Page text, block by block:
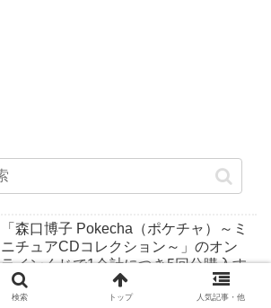
「森口博子 Pokecha（ポケチャ）～ミ
ニチュアCDコレクション～」のオン
ラインくじで1会計につき5回分購入す
るごとに「CDジャケットホログラム
ステッカー」がもらえる。全10種。8
検索 トップ 人気記事・他